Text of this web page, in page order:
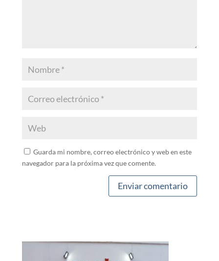
Guarda mi nombre, correo electrónico y web en este
navegador para la próxima vez que comente.